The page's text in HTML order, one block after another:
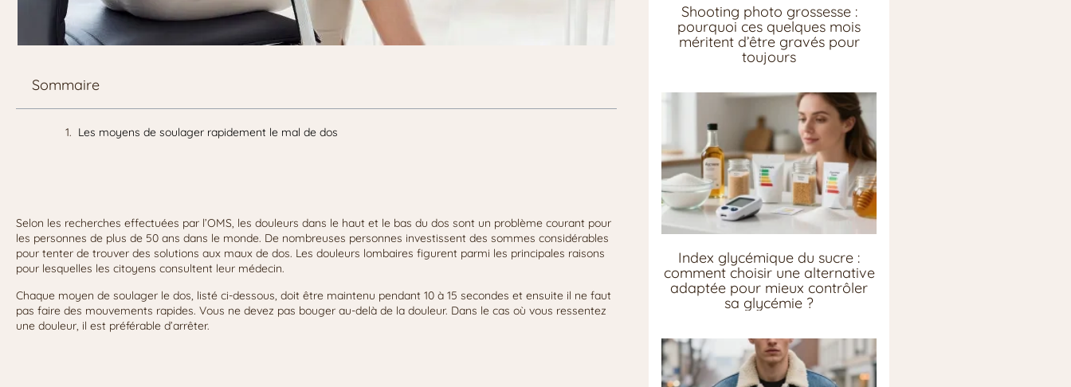
Sommaire
Les moyens de soulager rapidement le mal de dos
Selon les recherches effectuées par l’OMS, les douleurs dans le haut et le bas du dos sont un problème courant pour
les personnes de plus de 50 ans dans le monde. De nombreuses personnes investissent des sommes considérables
pour tenter de trouver des solutions aux maux de dos. Les douleurs lombaires figurent parmi les principales raisons
pour lesquelles les citoyens consultent leur médecin.
Chaque moyen de soulager le dos, listé ci-dessous, doit être maintenu pendant 10 à 15 secondes et ensuite il ne faut
pas faire des mouvements rapides. Vous ne devez pas bouger au-delà de la douleur. Dans le cas où vous ressentez
une douleur, il est préférable d’arrêter.
Shooting photo grossesse :
pourquoi ces quelques mois
méritent d’être gravés pour
toujours
Index glycémique du sucre :
comment choisir une alternative
adaptée pour mieux contrôler
sa glycémie ?